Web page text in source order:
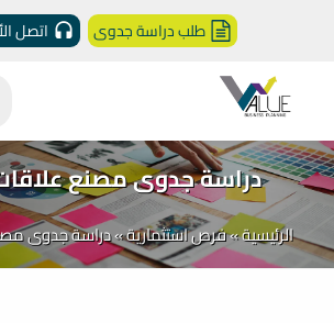
طلب دراسة جدوى اتصل
دراسة جدوى مصنع
الرئيسية»فرص استثمارية»دراسة جدوى